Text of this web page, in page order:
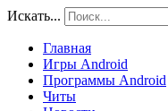
Искать...
Главная
Игры Android
Программы Android
Читы